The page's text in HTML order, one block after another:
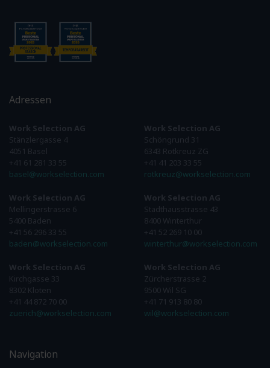
Adressen
Work Selection AG
Stänzlergasse 4
4051 Basel
+41 61 281 33 55
basel@workselection.com
Work Selection AG
Mellingerstrasse 6
5400 Baden
+41 56 296 33 55
baden@workselection.com
Work Selection AG
Kirchgasse 33
8302 Kloten
+41 44 872 70 00
zuerich@workselection.com
Work Selection AG
Schöngrund 31
6343 Rotkreuz ZG
+41 41 203 33 55
rotkreuz@workselection.com
Work Selection AG
Stadthausstrasse 43
8400 Winterthur
+41 52 269 10 00
winterthur@workselection.com
Work Selection AG
Zürcherstrasse 2
9500 Wil SG
+41 71 913 80 80
wil@workselection.com
Navigation